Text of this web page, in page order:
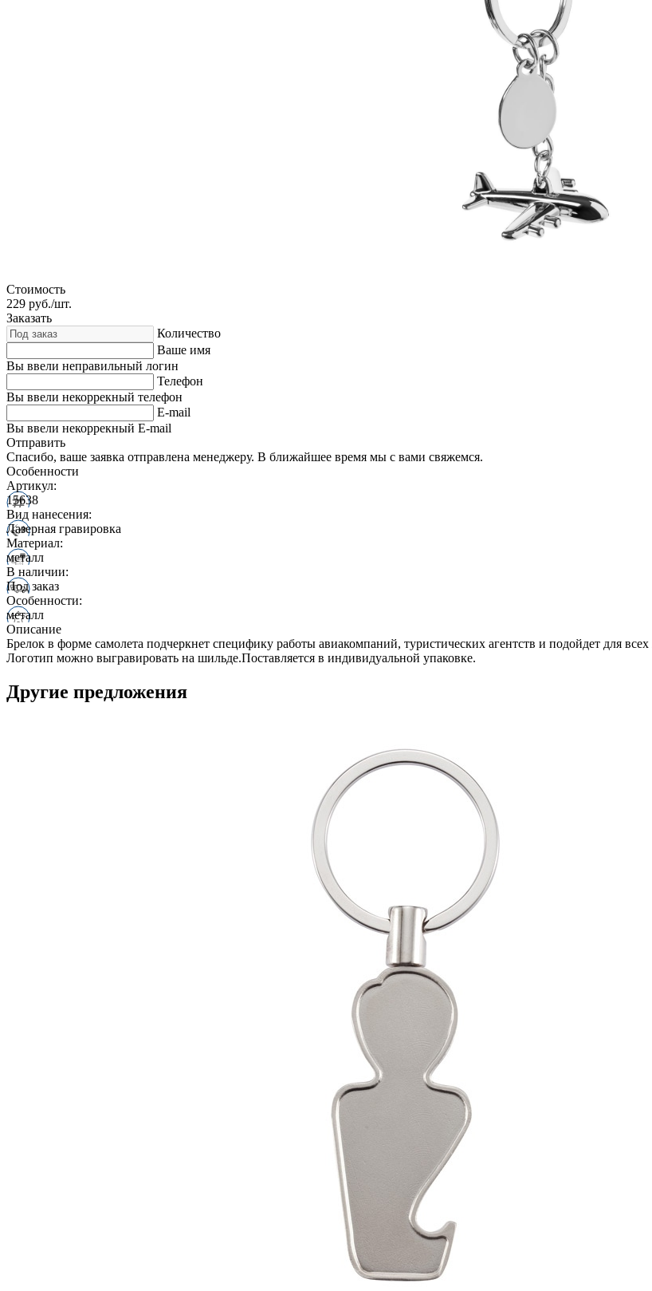
Стоимость
229 руб./шт.
Заказать
Количество
Ваше имя
Вы ввели неправильный логин
Телефон
Вы ввели некоррекный телефон
E-mail
Вы ввели некоррекный E-mail
Отправить
Спасибо, ваше заявка отправлена менеджеру. В ближайшее время мы с вами свяжемся.
Особенности
Артикул:
15638
Вид нанесения:
Лазерная гравировка
Материал:
металл
В наличии:
Под заказ
Особенности:
металл
Описание
Брелок в форме самолета подчеркнет специфику работы авиакомпаний, туристических агентств и подойдет для
Логотип можно выгравировать на шильде.Поставляется в индивидуальной упаковке.
Другие предложения